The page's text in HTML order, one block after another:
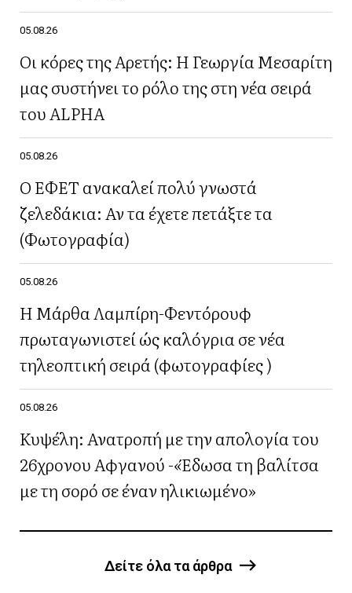
05.08.26
Οι κόρες της Αρετής: Η Γεωργία Μεσαρίτη
μας συστήνει το ρόλο της στη νέα σειρά
του ALPHA
05.08.26
Ο ΕΦΕΤ ανακαλεί πολύ γνωστά
ζελεδάκια: Αν τα έχετε πετάξτε τα
(Φωτογραφία)
05.08.26
Η Μάρθα Λαμπίρη-Φεντόρουφ
πρωταγωνιστεί ώς καλόγρια σε νέα
τηλεοπτική σειρά (φωτογραφίες )
05.08.26
Κυψέλη: Ανατροπή με την απολογία του
26χρονου Αφγανού -«Έδωσα τη βαλίτσα
με τη σορό σε έναν ηλικιωμένο»
Δείτε όλα τα άρθρα